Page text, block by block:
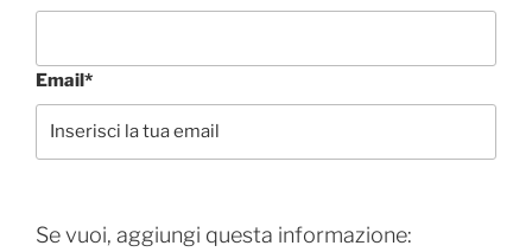
Email*
Se vuoi, aggiungi questa informazione: